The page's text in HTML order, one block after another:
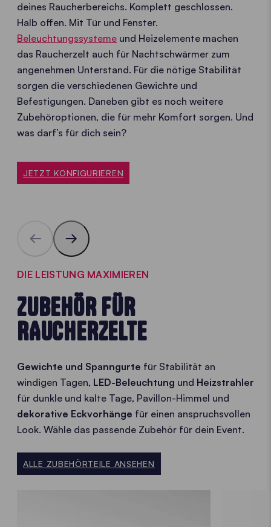
deines Raucherbereichs. Komplett geschlossen.
Halb offen. Mit Tür und Fenster.
Beleuchtungssysteme und Heizelemente machen
das Raucherzelt auch für Nachtschwärmer zum
angenehmen Unterstand. Für die nötige Stabilität
sorgen die verschiedenen Gewichte und
Befestigungen. Daneben gibt es noch weitere
Zubehöroptionen, die für mehr Komfort sorgen. Und
was darf’s für dich sein?
JETZT KONFIGURIEREN
DIE LEISTUNG MAXIMIEREN
ZUBEHÖR FÜR
RAUCHERZELTE
Gewichte und Spanngurte für Stabilität an
windigen Tagen, LED-Beleuchtung und Heizstrahler
für dunkle und kalte Tage, Pavillon-Himmel und
dekorative Eckvorhänge für einen anspruchsvollen
Look. Wähle das passende Zubehör für dein Event.
ALLE ZUBEHÖRTEILE ANSEHEN